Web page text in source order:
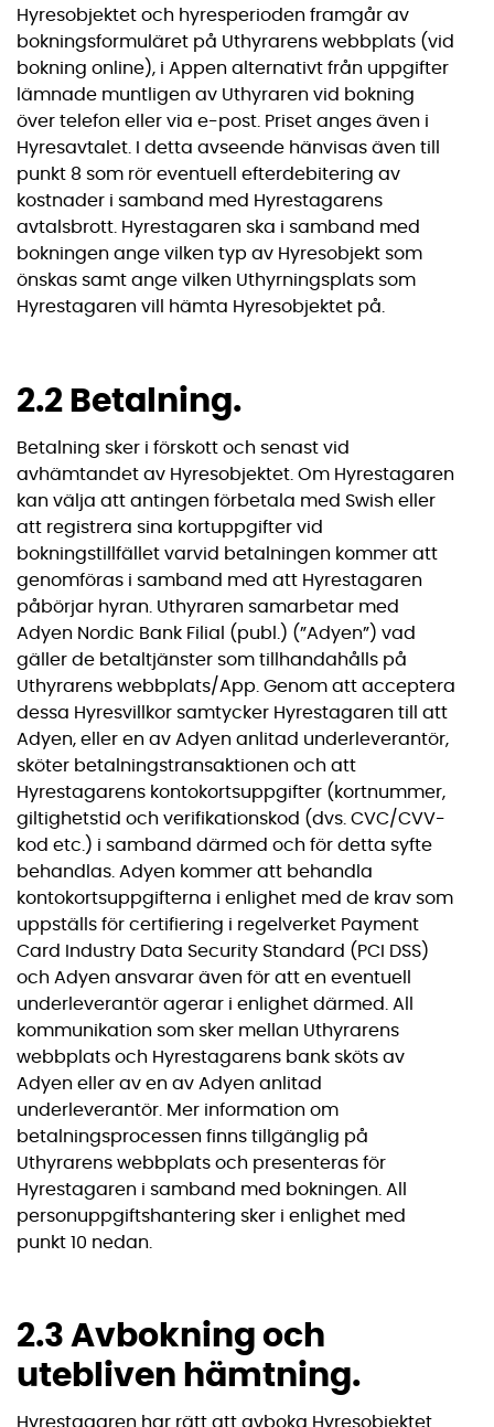
Hyresobjektet och hyresperioden framgår av
bokningsformuläret på Uthyrarens webbplats (vid
bokning online), i Appen alternativt från uppgifter
lämnade muntligen av Uthyraren vid bokning
över telefon eller via e-post. Priset anges även i
Hyresavtalet. I detta avseende hänvisas även till
punkt 8 som rör eventuell efterdebitering av
kostnader i samband med Hyrestagarens
avtalsbrott. Hyrestagaren ska i samband med
bokningen ange vilken typ av Hyresobjekt som
önskas samt ange vilken Uthyrningsplats som
Hyrestagaren vill hämta Hyresobjektet på.
2.2 Betalning.
Betalning sker i förskott och senast vid
avhämtandet av Hyresobjektet. Om Hyrestagaren
kan välja att antingen förbetala med Swish eller
att registrera sina kortuppgifter vid
bokningstillfället varvid betalningen kommer att
genomföras i samband med att Hyrestagaren
påbörjar hyran. Uthyraren samarbetar med
Adyen Nordic Bank Filial (publ.) (”Adyen”) vad
gäller de betaltjänster som tillhandahålls på
Uthyrarens webbplats/App. Genom att acceptera
dessa Hyresvillkor samtycker Hyrestagaren till att
Adyen, eller en av Adyen anlitad underleverantör,
sköter betalningstransaktionen och att
Hyrestagarens kontokortsuppgifter (kortnummer,
giltighetstid och verifikationskod (dvs. CVC/CVV-
kod etc.) i samband därmed och för detta syfte
behandlas. Adyen kommer att behandla
kontokortsuppgifterna i enlighet med de krav som
uppställs för certifiering i regelverket Payment
Card Industry Data Security Standard (PCI DSS)
och Adyen ansvarar även för att en eventuell
underleverantör agerar i enlighet därmed. All
kommunikation som sker mellan Uthyrarens
webbplats och Hyrestagarens bank sköts av
Adyen eller av en av Adyen anlitad
underleverantör. Mer information om
betalningsprocessen finns tillgänglig på
Uthyrarens webbplats och presenteras för
Hyrestagaren i samband med bokningen. All
personuppgiftshantering sker i enlighet med
punkt 10 nedan.
2.3 Avbokning och
utebliven hämtning.
Hyrestagaren har rätt att avboka Hyresobjektet